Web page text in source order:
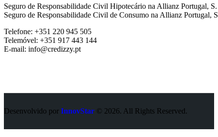
Seguro de Responsabilidade Civil Hipotecário na Allianz Portugal,
Seguro de Responsabilidade Civil de Consumo na Allianz Portugal,
Telefone: +351 220 945 505
Telemóvel: +351 917 443 144
E-mail: info@credizzy.pt
Desenvolvido por InnovStar © 2026. All Rights Reserved.